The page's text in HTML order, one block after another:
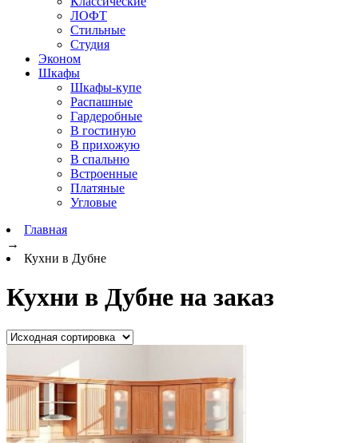
ЛОФТ
Стильные
Студия
Эконом
Шкафы
Шкафы-купе
Распашные
Гардеробные
В гостиную
В прихожую
В спальню
Встроенные
Платяные
Угловые
Главная
→
Кухни в Дубне
Кухни в Дубне на заказ